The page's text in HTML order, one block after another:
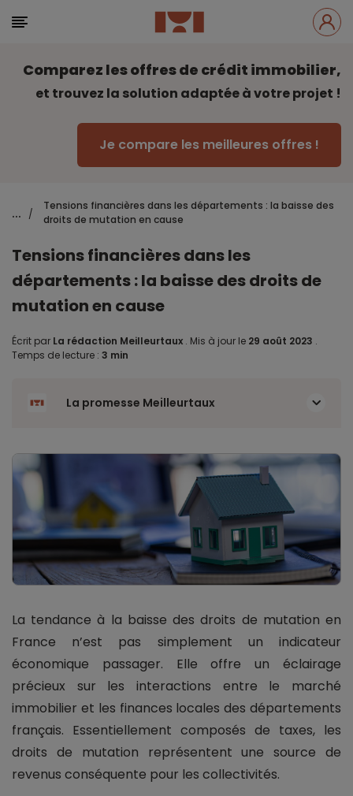
Comparez les offres de crédit immobilier,
et trouvez la solution adaptée à votre projet !
Je compare les meilleures offres !
... /
Tensions financières dans les départements : la baisse des
droits de mutation en cause
Tensions financières dans les
départements : la baisse des droits de
mutation en cause
Écrit par La rédaction Meilleurtaux . Mis à jour le 29 août 2023 .
Temps de lecture : 3 min
La promesse Meilleurtaux
La tendance à la baisse des droits de mutation en
France n’est pas simplement un indicateur
économique passager. Elle offre un éclairage
précieux sur les interactions entre le marché
immobilier et les finances locales des départements
français. Essentiellement composés de taxes, les
droits de mutation représentent une source de
revenus conséquente pour les collectivités.